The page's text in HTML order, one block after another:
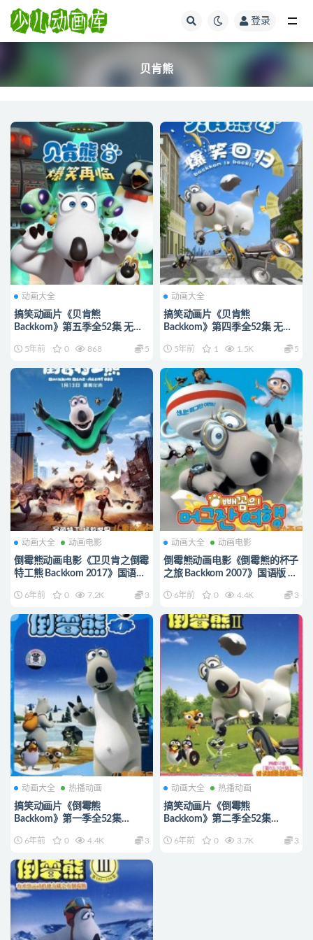
登录
贝肯熊
动画大全
搞笑动画片《贝肯熊
Backkom》第五季全52集 无对
霉熊下载
5年前 0 868 5
动画大全
搞笑动画片《贝肯熊
Backkom》第四季全52集 无对
倒霉熊下载
5年前 1 1.5K 5
动画大全 动画电影
倒霉熊动画电影《卫贝肯之倒霉
特工熊 Backkom 2017》国语版
熊全集下载
6年前 0 7.2K 3
动画大全 动画电影
倒霉熊动画电影《倒霉熊的杯子
之旅 Backkom 2007》国语版 高
集下载
6年前 0 4.4K 3
动画大全 热播动画
搞笑动画片《倒霉熊
Backkom》第一季全52集
熊全集下载
6年前 0 4.4K 3
动画大全 热播动画
搞笑动画片《倒霉熊
Backkom》第二季全52集
熊全集下载
6年前 0 3.7K 3